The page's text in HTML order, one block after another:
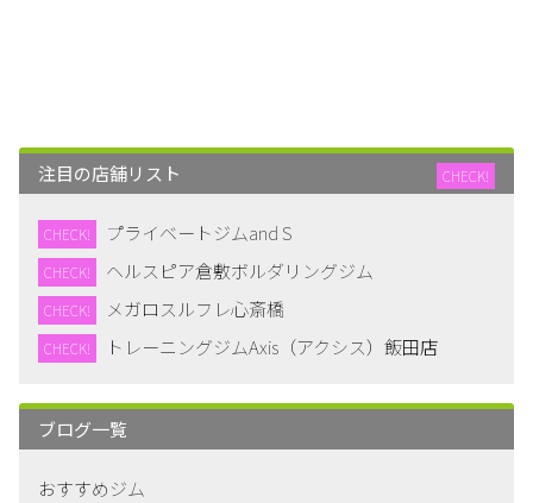
注目の店舗リスト CHECK!
CHECK! プライベートジムand S
CHECK! ヘルスピア倉敷ボルダリングジム
CHECK! メガロスルフレ心斎橋
CHECK! トレーニングジムAxis（アクシス）飯田店
ブログ一覧
おすすめジム